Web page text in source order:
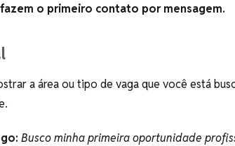
o primeiro contato por mensagem.
a área ou tipo de vaga que você está
Busco minha primeira oportunidade